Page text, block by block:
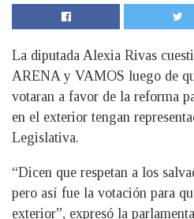
La diputada Alexia Rivas
ARENA y VAMOS luego de
votaran a favor de la reforma
en el exterior tengan
Legislativa.
“Dicen que respetan a los
pero así fue la votación para
exterior”, expresó la